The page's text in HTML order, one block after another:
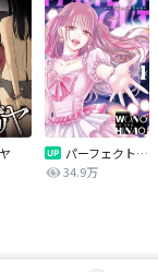
パーフェクトグリッター
34.9万